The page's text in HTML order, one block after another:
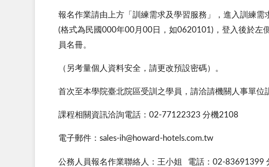
報名作業請由上方「訓練需求及學習服務」，進入訓練
(格式為民國000年00月00日，如0620101)，登入後於左
員名冊。
（另考量個人資料安全，請更改預設密碼）。
首次至本學院臺北院區受訓之學員，請洽請機關人事單位
課程相關資訊洽詢電話：02-77122323 分機2108
電子郵件：sales-ih@howard-hotels.com.tw
公務人員報名作業聯絡人：王小姐 電話：02-83691399